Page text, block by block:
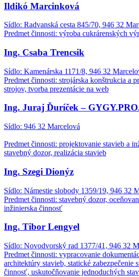
Ildikó Marcinková
Sídlo: Radvanská cesta 845/70, 946 32
Predmet činnosti: výroba cukrárenských
Ing. Csaba Trencsik
Sídlo: Kamenárska 1171/8, 946 32
Predmet činnosti: strojárska konštrukcia a
strojov, tvorba prezentácie na web
Ing. Juraj Ďuríček –
Sídlo: 946 32 Marcelová
Predmet činnosti: projektovanie stavieb a
stavebný dozor, realizácia stavieb
Ing. Szegi Dionýz
Sídlo: Námestie slobody 1359/19, 946 32
Predmet činnosti: stavebný dozor,
inžinierska činnosť
Ing. Tibor Lengyel
Sídlo: Novodvorský rad 1377/41, 946 32
Predmet činnosti: vypracovanie
architektúry stavieb, statické zabezpečenie
činnosť, uskutočňovanie jednoduchých